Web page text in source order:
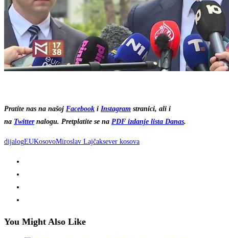
Pratite nas na našoj Facebook i Instagram stranici, ali i
na Twitternalogu. Pretplatite se na PDF izdanje lista Danas.
dijalogEUKosovoMiroslav Lajčaksever kosova
You Might Also Like